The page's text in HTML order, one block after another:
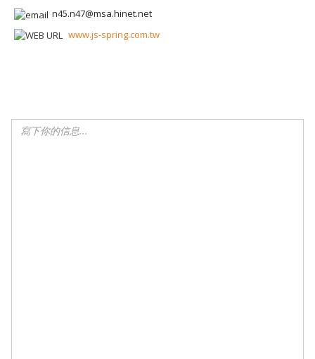
n45.n47@msa.hinet.net
www.js-spring.com.tw